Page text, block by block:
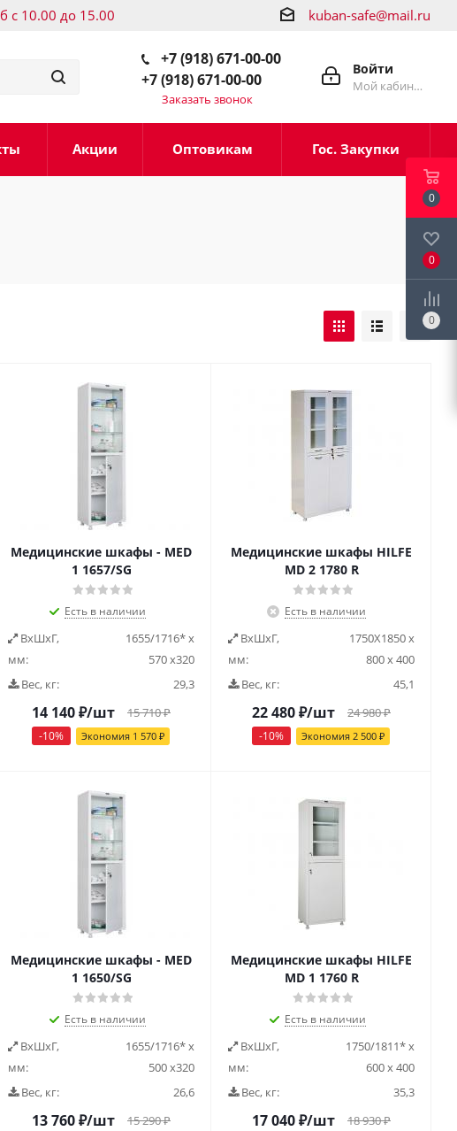
с 10.00 до 15.00 kuban-safe@mail.ru
Войти
Мой кабинет
+7 (918) 671-00-00
+7 (918) 671-00-00
Заказать звонок
Акции Оптовикам Гос. Закупки
Медицинские шкафы - MED
1 1657/SG
Есть в наличии
ВxШxГ,
мм:
1655/1716* х
570 х320
Вес, кг:
29,3
14 140₽/шт 15 710₽
-10% Экономия 1 570 ₽
Медицинские шкафы HILFE
MD 2 1780 R
Есть в наличии
ВxШxГ,
мм:
1750Х1850 x
800 x 400
Вес, кг:
45,1
22 480₽/шт 24 980₽
-10% Экономия 2 500 ₽
Медицинские шкафы - MED
1 1650/SG
Есть в наличии
ВxШxГ,
мм:
1655/1716* х
500 х320
Вес, кг:
26,6
13 760₽/шт 15 290₽
Медицинские шкафы HILFE
MD 1 1760 R
Есть в наличии
ВxШxГ,
мм:
1750/1811* х
600 х 400
Вес, кг:
35,3
17 040₽/шт 18 930₽
0
0
0